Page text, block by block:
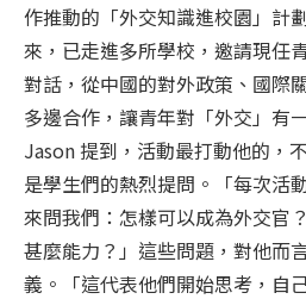
作推動的「外交知識進校園」計
來，已走進多所學校，邀請現任
對話，從中國的對外政策、國際
多邊合作，讓青年對「外交」有
Jason 提到，活動最打動他的，
是學生們的熱烈提問。「每次活
來問我們：怎樣可以成為外交官
甚麼能力？」這些問題，對他而
義。「這代表他們開始思考，自